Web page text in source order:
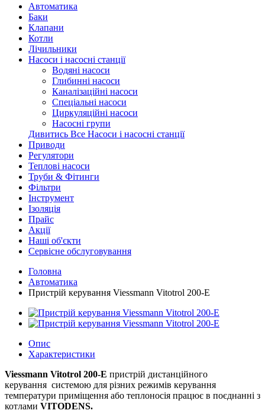
Автоматика
Баки
Клапани
Котли
Лічильники
Насоси і насосні станції
Водяні насоси
Глибинні насоси
Каналізаційні насоси
Спеціальні насоси
Циркуляційні насоси
Насосні групи
Дивитись Все Насоси і насосні станції
Приводи
Регулятори
Теплові насоси
Труби & Фітинги
Фільтри
Інструмент
Ізоляція
Прайс
Акції
Наші об'єкти
Сервісне обслуговування
Головна
Автоматика
Пристрій керування Viessmann Vitotrol 200-E
Опис
Характеристики
Viessmann Vitotrol 200-E пристрій дистанційного
керування системою для різних режимів керування
температури приміщення або теплоносія працює в поєднанні з
котлами VITODENS.